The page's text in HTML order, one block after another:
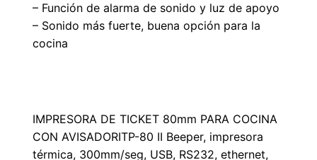
– Función de alarma de sonido y luz de apoyo
– Sonido más fuerte, buena opción para la
cocina
IMPRESORA DE TICKET 80mm PARA COCINA
CON AVISADORITP-80 II Beeper, impresora
térmica, 300mm/seg, USB, RS232, ethernet,